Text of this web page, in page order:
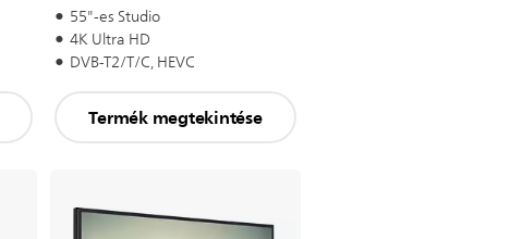
55"-es Studio
4K Ultra HD
DVB-T2/T/C, HEVC
Termék megtekintése